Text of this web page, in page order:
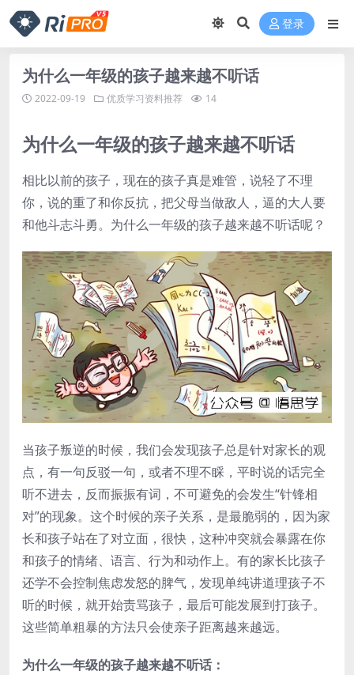
登录
为什么一年级的孩子越来越不听话
2022-09-19 优质学习资料推荐 14
为什么一年级的孩子越来越不听话
相比以前的孩子，现在的孩子真是难管，说轻了不理
你，说的重了和你反抗，把父母当做敌人，逼的大人要
和他斗志斗勇。为什么一年级的孩子越来越不听话呢？
当孩子叛逆的时候，我们会发现孩子总是针对家长的观
点，有一句反驳一句，或者不理不睬，平时说的话完全
听不进去，反而振振有词，不可避免的会发生“针锋相
对”的现象。这个时候的亲子关系，是最脆弱的，因为家
长和孩子站在了对立面，很快，这种冲突就会暴露在你
和孩子的情绪、语言、行为和动作上。有的家长比孩子
还学不会控制焦虑发怒的脾气，发现单纯讲道理孩子不
听的时候，就开始责骂孩子，最后可能发展到打孩子。
这些简单粗暴的方法只会使亲子距离越来越远。
为什么一年级的孩子越来越不听话：